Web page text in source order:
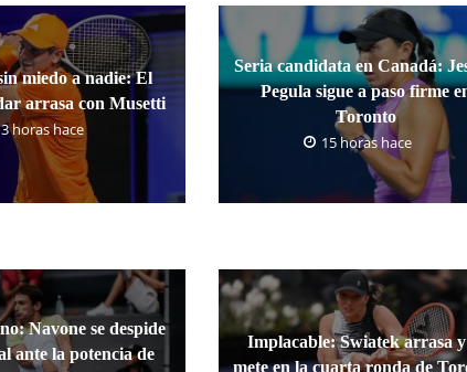
miedo a nadie: El
arrasa con Musetti
horas hace
Seria candidata en Canadá:
Pegula sigue a paso firme
Toronto
15 horas hace
Navone se despide
ante la potencia de
Implacable: Swiatek arrasa y
mete en la cuarta ronda de